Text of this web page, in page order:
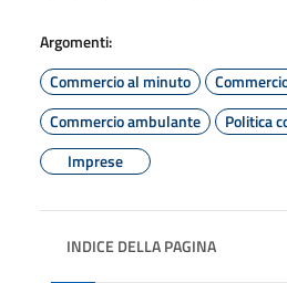
Argomenti:
Commercio al minuto
Commercio ambulante
Politica
Imprese
INDICE DELLA PAGINA